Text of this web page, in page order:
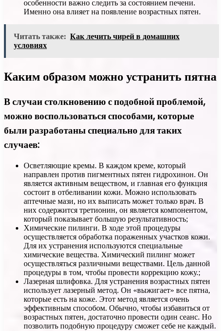
особенности важно следить за состоянием печени.
Именно она влияет на появление возрастных пятен.
Читать также: Как лечить чирей в домашних
условиях
Каким образом можно устранить пятна
В случаи столкновению с подобной проблемой,
можно воспользоваться способами, которые
были разработаны специально для таких
случаев:
Осветляющие кремы. В каждом креме, который
направлен против пигментных пятен гидрохинон. Он
является активным веществом, и главная его функция
состоит в отбеливании кожи. Можно использовать
аптечные мази, но их выписать может только врач. В
них содержится третионин, он является компонентом,
который показывает большую результативность;
Химические пилинги. В ходе этой процедуры
осуществляется обработка пораженных участков кожи.
Для их устранения используются специальные
химические вещества. Химический пилинг может
осуществляться различными веществами. Цель данной
процедуры в том, чтобы провести коррекцию кожу.;
Лазерная шлифовка. Для устранения возрастных пятен
использует лазерный метод. Он «выжигает» все пятна,
которые есть на коже. Этот метод является очень
эффективным способом. Обычно, чтобы избавиться от
возрастных пятен, достаточно провести один сеанс. Но
позволить подобную процедуру сможет себе не каждый.